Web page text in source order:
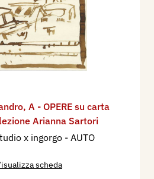
, A - OPERE su carta
Arianna Sartori
x ingorgo - AUTO
scheda